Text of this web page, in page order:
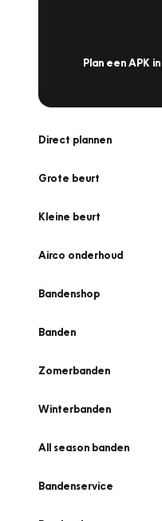
Plan een APK in
Direct plannen
Grote beurt
Kleine beurt
Airco onderhoud
Bandenshop
Banden
Zomerbanden
Winterbanden
All season banden
Bandenservice